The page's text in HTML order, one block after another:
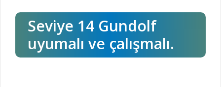
Seviye 14 Gundolf
uyumalı ve çalışmalı.